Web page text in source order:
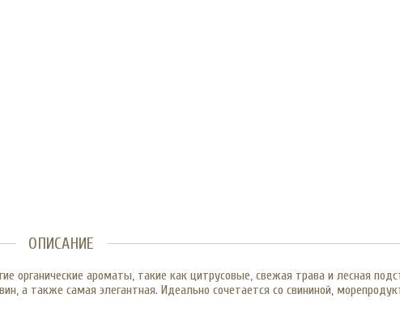
ОПИСАНИЕ
ароматы, такие как цитрусовые, свежая трава и лесная
а также самая элегантная. Идеально сочетается со свининой,